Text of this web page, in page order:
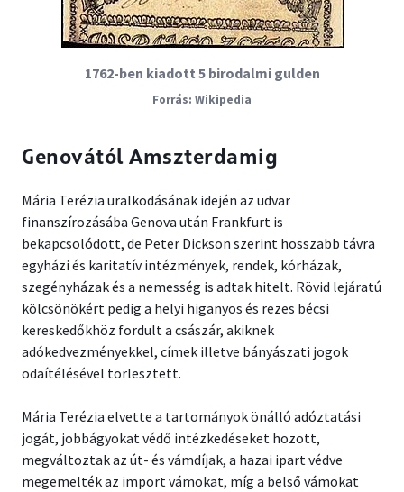
1762-ben kiadott 5 birodalmi gulden
Wikipedia
Genovától Amszterdamig
Mária Terézia uralkodásának idején az udvar
finanszírozásába Genova után Frankfurt is
bekapcsolódott, de Peter Dickson szerint hosszabb távra
egyházi és karitatív intézmények, rendek, kórházak,
szegényházak és a nemesség is adtak hitelt. Rövid lejáratú
kölcsönökért pedig a helyi higanyos és rezes bécsi
kereskedőkhöz fordult a császár, akiknek
adókedvezményekkel, címek illetve bányászati jogok
odaítélésével törlesztett.
Mária Terézia elvette a tartományok önálló adóztatási
jogát, jobbágyokat védő intézkedéseket hozott,
megváltoztak az út- és vámdíjak, a hazai ipart védve
megemelték az import vámokat, míg a belső vámokat